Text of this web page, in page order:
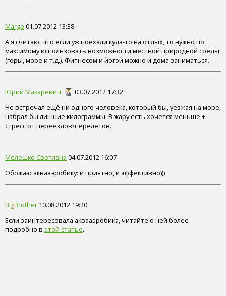
Margo 01.07.2012 13:38
А я считаю, что если уж поехали куда-то на отдых, то нужно по
максимому использовать возможности местной природной среды
(горы, море и т.д.). Фитнесом и йогой можно и дома заниматься.
Юрий Макаревич
03.07.2012 17:32
Не встречал ещё ни одного человека, который бы, уезжая на море,
набрал бы лишние килограммы. В жару есть хочется меньше +
стресс от переездов\перелетов.
Мелешко Светлана 04.07.2012 16:07
Обожаю аквааэробику: и приятно, и эффективно)))
BigBrother 10.08.2012 19:20
Если заинтересовала аквааэробика, читайте о ней более
подробно в этой статье.